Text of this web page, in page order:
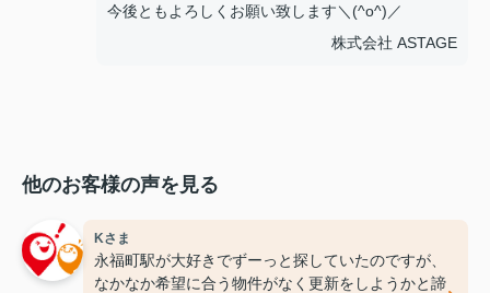
今後ともよろしくお願い致します＼(^o^)／
株式会社 ASTAGE
他のお客様の声を見る
Kさま
永福町駅が大好きでずーっと探していたのですが、
なかなか希望に合う物件がなく更新をしようかと諦